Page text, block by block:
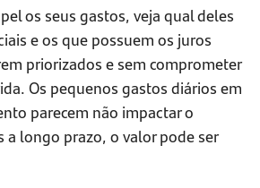
os seus gastos, veja qual deles
e os que possuem os juros
priorizados e sem comprometer
Os pequenos gastos diários em
parecem não impactar o
a longo prazo, o valor pode ser